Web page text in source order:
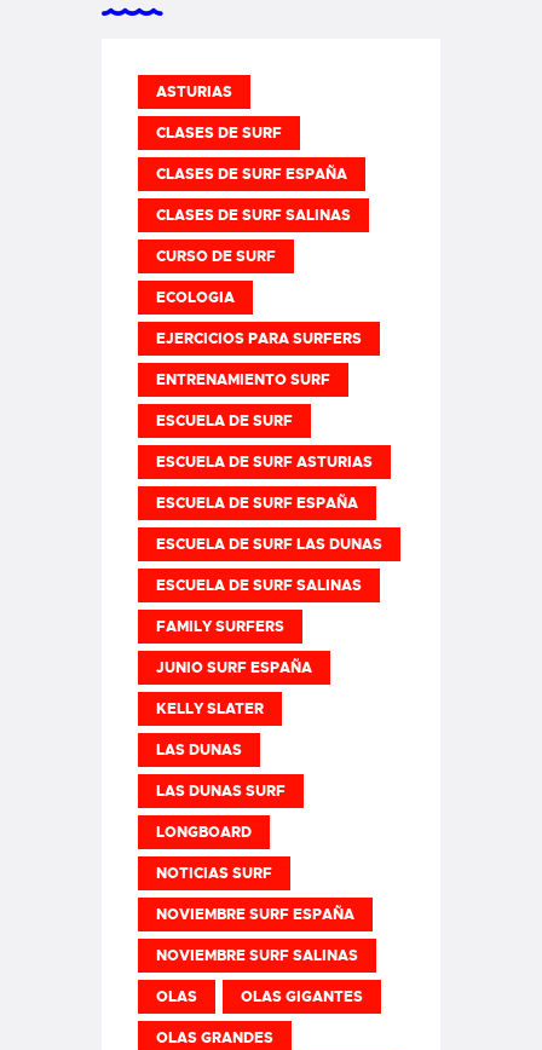
ASTURIAS
CLASES DE SURF
CLASES DE SURF ESPAÑA
CLASES DE SURF SALINAS
CURSO DE SURF
ECOLOGIA
EJERCICIOS PARA SURFERS
ENTRENAMIENTO SURF
ESCUELA DE SURF
ESCUELA DE SURF ASTURIAS
ESCUELA DE SURF ESPAÑA
ESCUELA DE SURF LAS DUNAS
ESCUELA DE SURF SALINAS
FAMILY SURFERS
JUNIO SURF ESPAÑA
KELLY SLATER
LAS DUNAS
LAS DUNAS SURF
LONGBOARD
NOTICIAS SURF
NOVIEMBRE SURF ESPAÑA
NOVIEMBRE SURF SALINAS
OLAS OLAS GIGANTES
OLAS GRANDES